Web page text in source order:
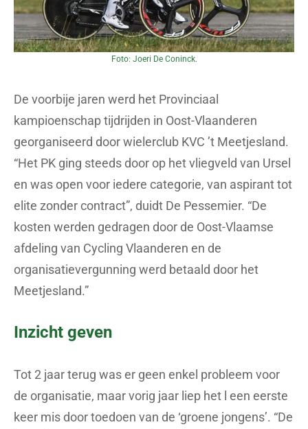
Foto: Joeri De Coninck.
De voorbije jaren werd het Provinciaal
kampioenschap tijdrijden in Oost-Vlaanderen
georganiseerd door wielerclub KVC ’t Meetjesland.
“Het PK ging steeds door op het vliegveld van Ursel
en was open voor iedere categorie, van aspirant tot
elite zonder contract”, duidt De Pessemier. “De
kosten werden gedragen door de Oost-Vlaamse
afdeling van Cycling Vlaanderen en de
organisatievergunning werd betaald door het
Meetjesland.”
Inzicht geven
Tot 2 jaar terug was er geen enkel probleem voor
de organisatie, maar vorig jaar liep het l een eerste
keer mis door toedoen van de ‘groene jongens’. “De